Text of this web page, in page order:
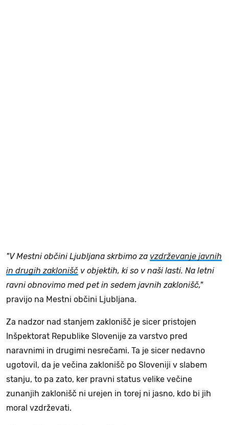
"V Mestni občini Ljubljana skrbimo za vzdrževanje javnih
in drugih zaklonišč v objektih, ki so v naši lasti. Na letni
ravni obnovimo med pet in sedem javnih zaklonišč,"
pravijo na Mestni občini Ljubljana.
Za nadzor nad stanjem zaklonišč je sicer pristojen
Inšpektorat Republike Slovenije za varstvo pred
naravnimi in drugimi nesrečami. Ta je sicer nedavno
ugotovil, da je večina zaklonišč po Sloveniji v slabem
stanju, to pa zato, ker pravni status velike večine
zunanjih zaklonišč ni urejen in torej ni jasno, kdo bi jih
moral vzdrževati.